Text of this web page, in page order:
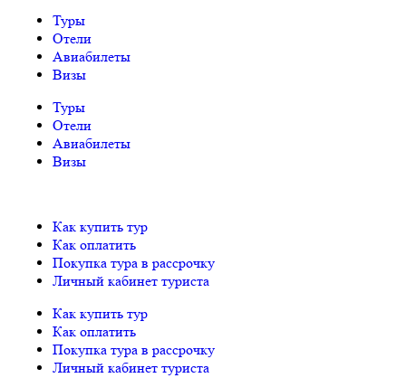
Туры
Отели
Авиабилеты
Визы
Туры
Отели
Авиабилеты
Визы
Как купить тур
Как оплатить
Покупка тура в рассрочку
Личный кабинет туриста
Как купить тур
Как оплатить
Покупка тура в рассрочку
Личный кабинет туриста